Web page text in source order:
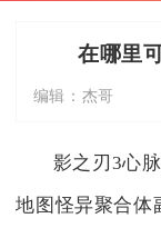
在哪里
编辑： 杰哥
影之刃3心
地图怪异聚合体